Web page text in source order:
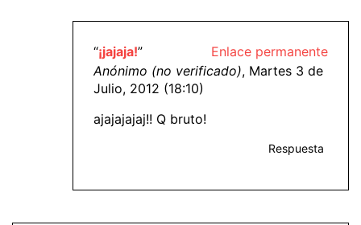
Enlace permanente
“¡jajaja!”
Anónimo (no verificado), Martes 3 de
Julio, 2012 (18:10)
ajajajajaj!! Q bruto!
Respuesta